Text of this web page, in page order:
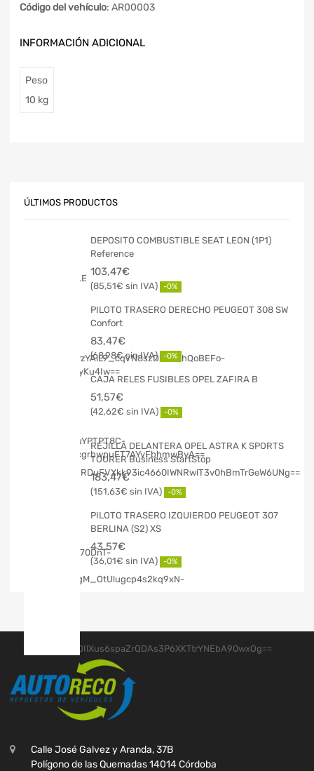
Código del vehículo: AR00003
INFORMACIÓN ADICIONAL
Peso
10 kg
ÚLTIMOS PRODUCTOS
DEPOSITO COMBUSTIBLE SEAT LEON (1P1)
Reference
103,47€
85,51€ -0%
PILOTO TRASERO DERECHO PEUGEOT 308 SW
Confort
83,47€
68,98€ -0%
CAJA RELES FUSIBLES OPEL ZAFIRA B
51,57€
42,62€ -0%
REJILLA DELANTERA OPEL ASTRA K SPORTS
TOURER Business StartStop
183,47€
151,63€ -0%
PILOTO TRASERO IZQUIERDO PEUGEOT 307
BERLINA (S2) XS
43,57€
36,01€ -0%
Calle José Galvez y Aranda, 37B
Polígono de las Quemadas 14014 Córdoba